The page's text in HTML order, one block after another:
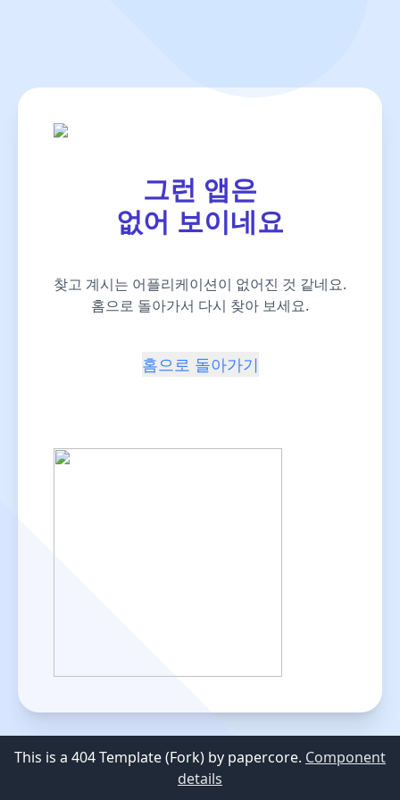
This is a 404 Template (Fork) by papercore. Component
details
그런 앱은
없어 보이네요
찾고 계시는 어플리케이션이 없어진 것 같네요.
홈으로 돌아가서 다시 찾아 보세요.
홈으로 돌아가기